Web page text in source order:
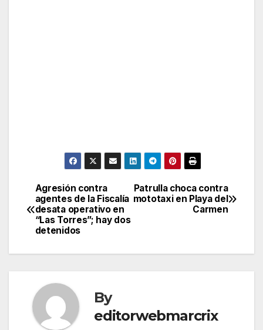
Post
navigation
Patrulla choca contra
mototaxi en Playa del
Carmen
Agresión contra
agentes de la Fiscalía
desata operativo en
“Las Torres”; hay dos
detenidos
By
editorwebmarcrix